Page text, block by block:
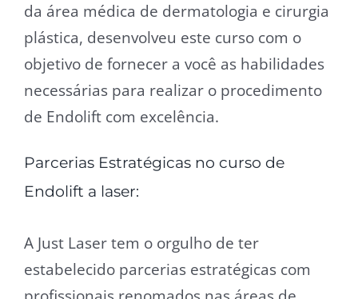
da área médica de dermatologia e cirurgia
plástica, desenvolveu este curso com o
objetivo de fornecer a você as habilidades
necessárias para realizar o procedimento
de Endolift com excelência.
Parcerias Estratégicas no curso de
Endolift a laser:
A Just Laser tem o orgulho de ter
estabelecido parcerias estratégicas com